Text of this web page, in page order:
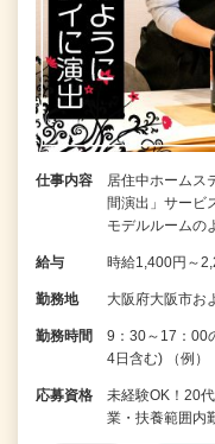
仕事内容
居住中ホームス
間演出」サービ
モデルルームの
給与 時給1,400円～
勤務地 大阪府大阪市
勤務時間
9：30～17：00
4日含む) （例）
応募資格
未経験OK！20
業・扶養範囲内